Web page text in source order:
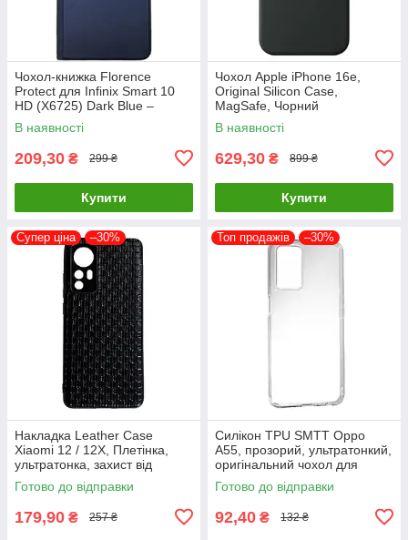
Чохол-книжка Florence
Protect для Infinix Smart 10
HD (X6725) Dark Blue –
стильний та надійний захист
смартфона з магнітно
В наявності
209,30 ₴ 299 ₴
Купити
Чохол Apple iPhone 16e,
Original Silicon Case,
MagSafe, Чорний
В наявності
629,30 ₴ 899 ₴
Купити
Супер ціна –30%
Накладка Leather Case
Xiaomi 12 / 12X, Плетінка,
ультратонка, захист від
подряпин і пилу
Готово до відправки
179,90 ₴ 257 ₴
Топ продажів –30%
Силікон TPU SMTT Oppo
A55, прозорий, ультратонкий,
оригінальний чохол для
захисту смартфона
Готово до відправки
92,40 ₴ 132 ₴